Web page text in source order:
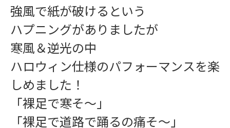
強風で紙が破けるという
ハプニングがありましたが
寒風＆逆光の中
ハロウィン仕様のパフォーマンスを楽
しめました！
「裸足で寒そ〜」
「裸足で道路で踊るの痛そ〜」